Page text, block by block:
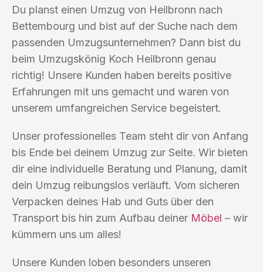
Du planst einen Umzug von Heilbronn nach
Bettembourg und bist auf der Suche nach dem
passenden Umzugsunternehmen? Dann bist du
beim Umzugskönig Koch Heilbronn genau
richtig! Unsere Kunden haben bereits positive
Erfahrungen mit uns gemacht und waren von
unserem umfangreichen Service begeistert.
Unser professionelles Team steht dir von Anfang
bis Ende bei deinem Umzug zur Seite. Wir bieten
dir eine individuelle Beratung und Planung, damit
dein Umzug reibungslos verläuft. Vom sicheren
Verpacken deines Hab und Guts über den
Transport bis hin zum Aufbau deiner Möbel – wir
kümmern uns um alles!
Unsere Kunden loben besonders unseren